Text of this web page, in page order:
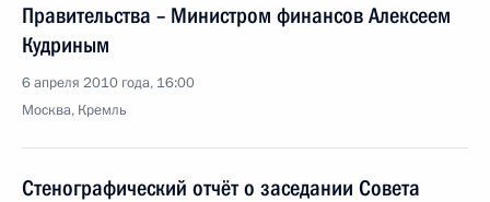
Правительства – Министром финансов Алексеем
Кудриным
6 апреля 2010 года, 16:00
Москва, Кремль
Стенографический отчёт о заседании Совета